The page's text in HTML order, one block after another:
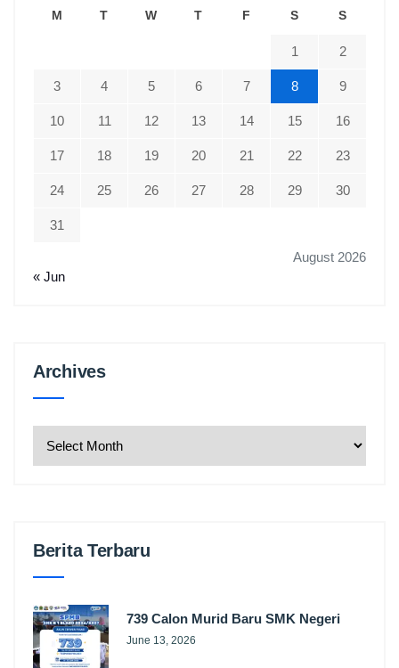
August 2026
M T W T F S S
1 2
3 4 5 6 7 8 9
10 11 12 13 14 15 16
17 18 19 20 21 22 23
24 25 26 27 28 29 30
31
« Jun
ArchivesArchives
Berita Terbaru
739 Calon Murid Baru SMK Negeri
June 13, 2026